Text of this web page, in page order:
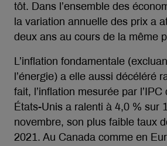
tôt. Dans l’ensemble des
la variation annuelle des prix a
deux ans au cours de la même
L’inflation fondamentale
l’énergie) a elle aussi décéléré
fait, l’inflation mesurée par
États-Unis a ralenti à 4,0 % sur
novembre, son plus faible taux
2021. Au Canada comme en